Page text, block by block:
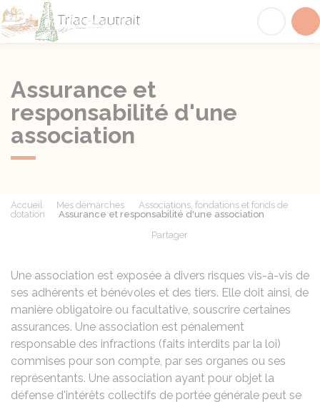
Assurance et
responsabilité d'une
association
Accueil Mes démarches
Associations, fondations et fonds de
dotation
Assurance et responsabilité d'une association
Partager
Une association est exposée à divers risques vis-à-vis de
ses adhérents et bénévoles et des tiers. Elle doit ainsi, de
manière obligatoire ou facultative, souscrire certaines
assurances. Une association est pénalement
responsable des infractions (faits interdits par la loi)
commises pour son compte, par ses organes ou ses
représentants. Une association ayant pour objet la
défense d'intérêts collectifs de portée générale peut se